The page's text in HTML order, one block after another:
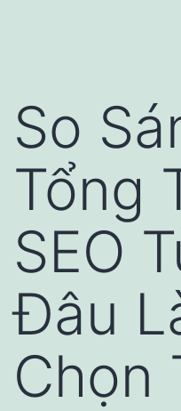
So
Tổng
SEO
Đâu
Chọn